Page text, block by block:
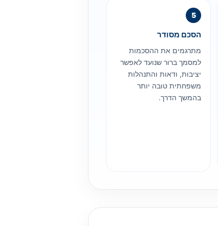
הסכם מסודר
מתרגמים את ההסכמות
למסמך ברור שנועד לאפשר
יציבות, ודאות והתנהלות
משפחתית טובה יותר
בהמשך הדרך.